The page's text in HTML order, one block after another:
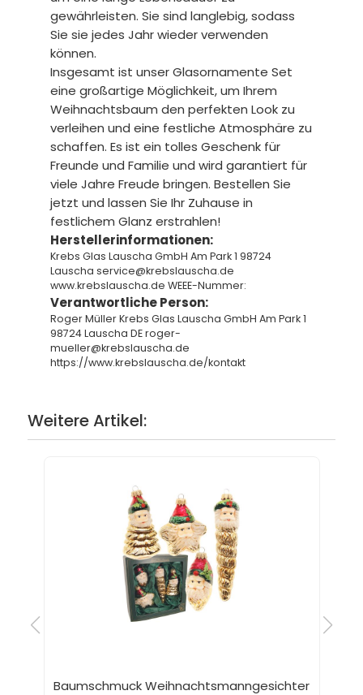
gewährleisten. Sie sind langlebig, sodass
Sie sie jedes Jahr wieder verwenden
können.
Insgesamt ist unser Glasornamente Set
eine großartige Möglichkeit, um Ihrem
Weihnachtsbaum den perfekten Look zu
verleihen und eine festliche Atmosphäre zu
schaffen. Es ist ein tolles Geschenk für
Freunde und Familie und wird garantiert für
viele Jahre Freude bringen. Bestellen Sie
jetzt und lassen Sie Ihr Zuhause in
festlichem Glanz erstrahlen!
Herstellerinformationen:
Krebs Glas Lauscha GmbH Am Park 1 98724
Lauscha service@krebslauscha.de
www.krebslauscha.de WEEE-Nummer:
Verantwortliche Person:
Roger Müller Krebs Glas Lauscha GmbH Am Park 1
98724 Lauscha DE roger-
mueller@krebslauscha.de
https://www.krebslauscha.de/kontakt
Weitere Artikel:
Baumschmuck Weihnachtsmanngesichter